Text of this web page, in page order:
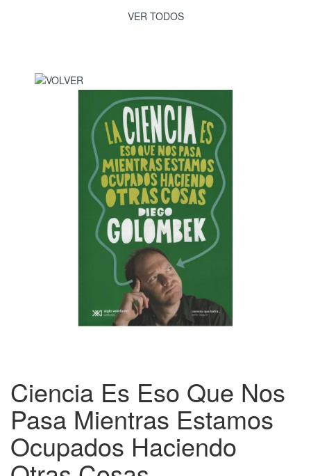
VER TODOS
Ciencia Es Eso Que Nos
Pasa Mientras Estamos
Ocupados Haciendo